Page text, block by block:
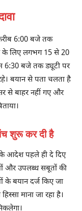
करीब 6:00 बजे तक
के लिए लगभग 15 से 20
6:30 बजे तक ड्यूटी पर
बयान से पता चलता है
से बाहर नहीं गए और
शुरू कर दी है
के आदेश पहले ही दे दिए
और उपलब्ध सबूतों की
के बयान दर्ज किए जा
माना जा रहा है।